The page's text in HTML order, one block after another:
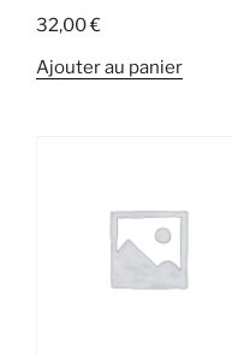
32,00€
Ajouter au panier